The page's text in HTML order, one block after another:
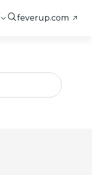
feverup.com